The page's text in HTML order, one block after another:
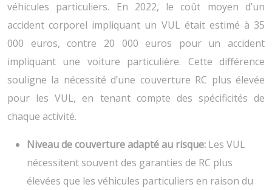
véhicules particuliers. En 2022, le coût moyen d’un
accident corporel impliquant un VUL était estimé à 35
000 euros, contre 20 000 euros pour un accident
impliquant une voiture particulière. Cette différence
souligne la nécessité d’une couverture RC plus élevée
pour les VUL, en tenant compte des spécificités de
chaque activité.
Niveau de couverture adapté au risque: Les VUL
nécessitent souvent des garanties de RC plus
élevées que les véhicules particuliers en raison du